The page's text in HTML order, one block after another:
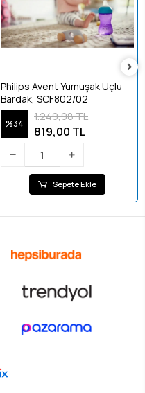
Philips Avent Yumuşak Uçlu
Bardak, SCF802/02
%34
1.249,98 TL
819,00 TL
Sepete Ekle